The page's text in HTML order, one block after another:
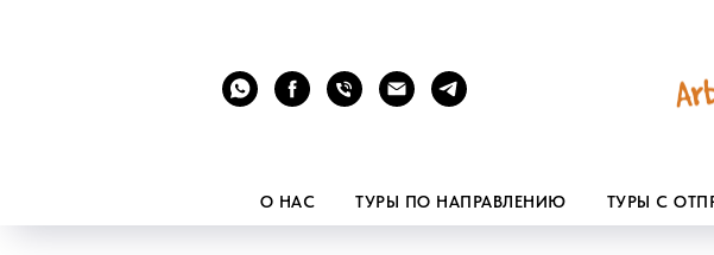
О НАС ТУРЫ ПО НАПРАВЛЕНИЮ ТУРЫ С